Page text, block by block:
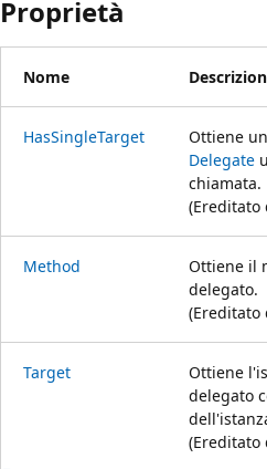
Proprietà
Nome
HasSingleTarget
Ottiene
Delegate
chiamata.
(Ereditato
Method
Ottiene il
delegato.
(Ereditato
Target
Ottiene
delegato
(Ereditato